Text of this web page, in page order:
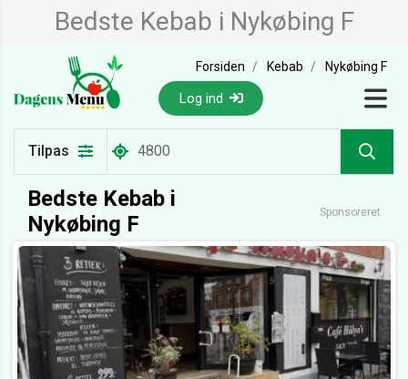
Bedste Kebab i Nykøbing F
Forsiden Kebab Nykøbing F
Log ind
Tilpas
Bedste Kebab i
Nykøbing F
Sponsoreret